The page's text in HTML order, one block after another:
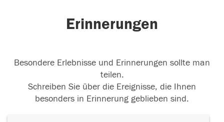
Erinnerungen
Besondere Erlebnisse und Erinnerungen sollte man
teilen.
Schreiben Sie über die Ereignisse, die Ihnen
besonders in Erinnerung geblieben sind.